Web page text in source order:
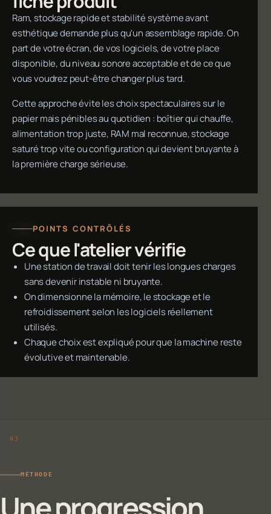
Ram, stockage rapide et stabilité système avant
esthétique demande plus qu'un assemblage rapide. On
part de votre écran, de vos logiciels, de votre place
disponible, du niveau sonore acceptable et de ce que
vous voudrez peut-être changer plus tard.
Cette approche évite les choix spectaculaires sur le
papier mais pénibles au quotidien : boîtier qui chauffe,
alimentation trop juste, RAM mal reconnue, stockage
saturé trop vite ou configuration qui devient bruyante à
la première charge sérieuse.
POINTS CONTRÔLÉS
Ce que l'atelier vérifie
Une station de travail doit tenir les longues charges
sans devenir instable ni bruyante.
On dimensionne la mémoire, le stockage et le
refroidissement selon les logiciels réellement
utilisés.
Chaque choix est expliqué pour que la machine reste
évolutive et maintenable.
MÉTHODE